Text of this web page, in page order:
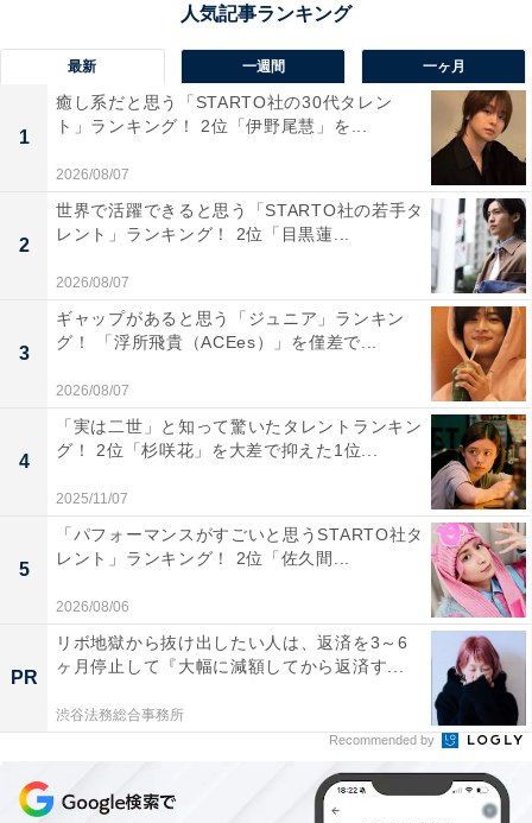
1位：堺雅人『リーガル・ハイ』
堺さんは、2012年に放送した『リーガル・ハイ』、さら
に第2期となる『リーガルハイ』（ともにフジテレビ
系）で主人公の弁護士・古美門研介を担当。
古美門はこれまでにない弁護士の主人公で、偏屈で毒舌
な上に気分屋で超わがままという問題がある性格です。
さらに、テンションが上がると奇天烈で早口となるな
ど、とにかく癖がある存在。堺さんは、個性的なビジュ
アルで、コロコロと変わる古美門の感情を見事に表現す
最新 一週間 一ヶ月
1
癒し系だと思う「STARTO社の30代タレン
ト」ランキング！ 2位「伊野尾慧」を...
2026/08/07
2
世界で活躍できると思う「STARTO社の若手タ
レント」ランキング！ 2位「目黒蓮...
2026/08/07
3
ギャップがあると思う「ジュニア」ランキン
グ！ 「浮所飛貴（ACEes）」を僅差で...
2026/08/07
4
「実は二世」と知って驚いたタレントランキン
グ！ 2位「杉咲花」を大差で抑えた1位...
2025/11/07
5
「パフォーマンスがすごいと思うSTARTO社タ
レント」ランキング！ 2位「佐久間...
2026/08/06
PR
リボ地獄から抜け出したい人は、返済を3～6
ヶ月停止して『大幅に減額してから返済す...
渋谷法務総合事務所
Recommended by